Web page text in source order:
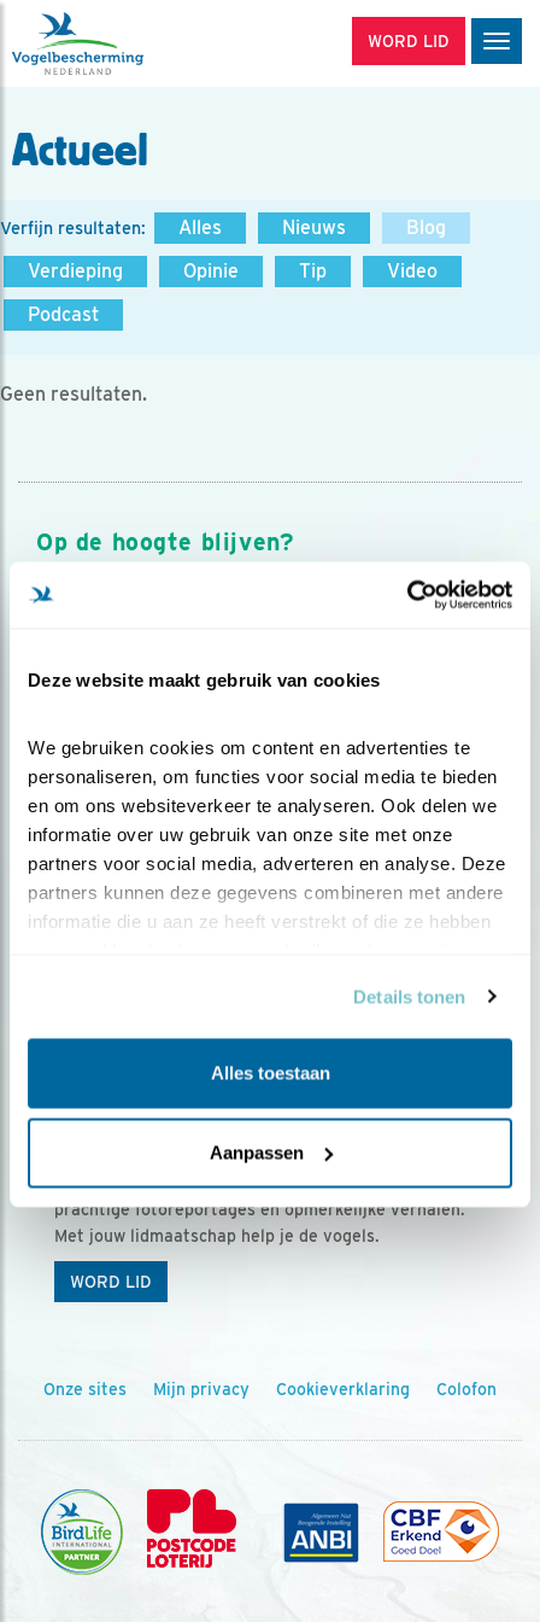
Deze website maakt gebruik van cookies
We gebruiken cookies om content en advertenties te
personaliseren, om functies voor social media te bieden
en om ons websiteverkeer te analyseren. Ook delen we
informatie over uw gebruik van onze site met onze
partners voor social media, adverteren en analyse. Deze
partners kunnen deze gegevens combineren met andere
informatie die u aan ze heeft verstrekt of die ze hebben
Details tonen
Alles toestaan
Aanpassen
WORD LID
Actueel
Verfijn resultaten: Alles Nieuws
Blog
Verdieping
Opinie Tip
Video
Podcast
Geen resultaten.
Op de hoogte blijven?
Meld je aan en ontvang nieuws, inspiratie, acties en tips
over vogels en activiteiten van Vogelbescherming.
Ontvang 5 x Vogels voor € 36,00 per jaar
Vogels is het tijdschrift voor onze leden, met
prachtige fotoreportages en opmerkelijke verhalen.
Met jouw lidmaatschap help je de vogels.
WORD LID
Onze sites Mijn privacy Cookieverklaring Colofon